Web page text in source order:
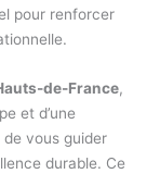
pour renforcer
de-France,
et d’une
vous guider
durable. Ce